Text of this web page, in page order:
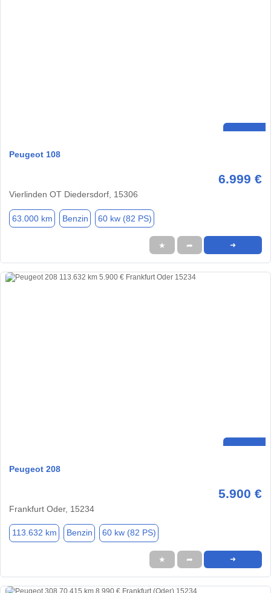
Peugeot 108
6.999 €
Vierlinden OT Diedersdorf, 15306
63.000 km Benzin 60 kw (82 PS)
★ ➦ ➜
Peugeot 208
5.900 €
Frankfurt Oder, 15234
113.632 km Benzin 60 kw (82 PS)
★ ➦ ➜